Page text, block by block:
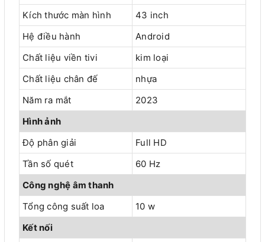
Kích thước màn hình
43 inch
Hệ điều hành
Android
Chất liệu viền tivi
kim loại
Chất liệu chân đế
nhựa
Năm ra mắt
2023
Hình ảnh
Độ phân giải
Full HD
Tần số quét
60 Hz
Công nghệ âm thanh
Tổng công suất loa
10 w
Kết nối